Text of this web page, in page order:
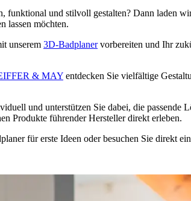
funktional und stilvoll gestalten? Dann laden
lassen möchten.
unserem 3D-Badplanervorbereiten und Ihr
& MAY entdecken Sie vielfältige
und unterstützen Sie dabei, die
Produkte führender Hersteller direkt erleben.
für erste Ideen oder besuchen Sie direkt